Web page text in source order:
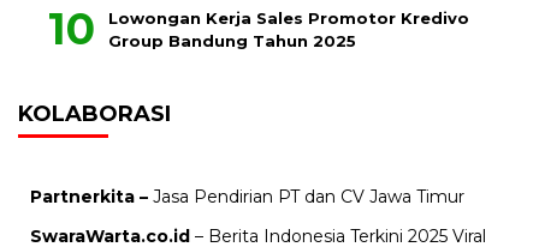
Lowongan Kerja Sales Promotor Kredivo
Group Bandung Tahun 2025
KOLABORASI
Partnerkita – Jasa Pendirian PT dan CV Jawa Timur
SwaraWarta.co.id – Berita Indonesia Terkini 2025 Viral